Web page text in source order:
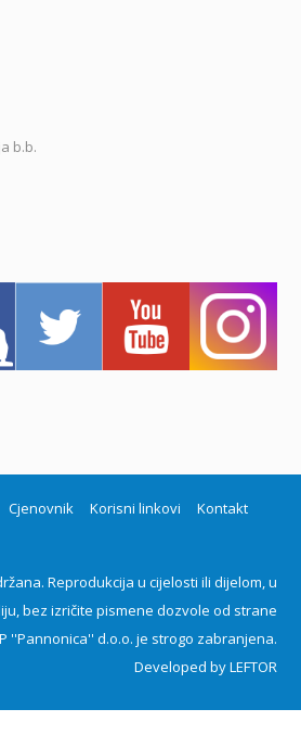
b.b.
Cjenovnik Korisni linkovi Kontakt
Reprodukcija u cijelosti ili dijelom, u
bez izričite pismene dozvole od strane
''Pannonica'' d.o.o. je strogo zabranjena.
Developed byLEFTOR